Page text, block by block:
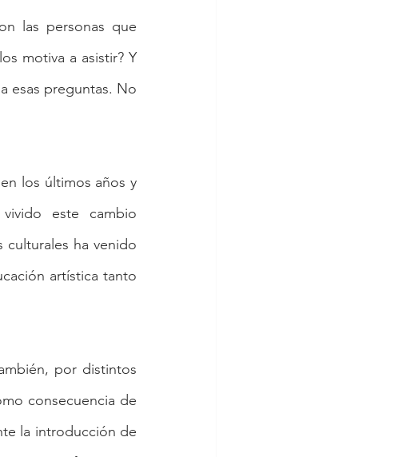
las personas que
motiva a asistir? Y
esas preguntas. No
los últimos años y
este cambio
culturales ha venido
artística tanto
por distintos
consecuencia de
la introducción de